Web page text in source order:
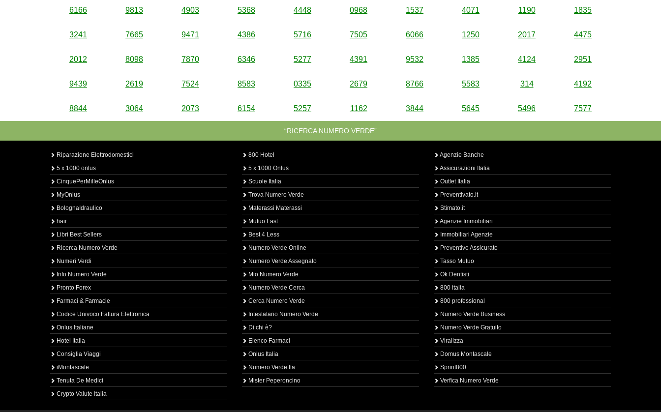
6166 9813 4903 5368 4448 0968 1537 4071 1190 1835
3241 7665 9471 4386 5716 7505 6066 1250 2017 4475
2012 8098 7870 6346 5277 4391 9532 1385 4124 2951
9439 2619 7524 8583 0335 2679 8766 5583 314 4192
8844 3064 2073 6154 5257 1162 3844 5645 5496 7577
“RICERCA NUMERO VERDE”
Riparazione Elettrodomestici
5 x 1000 onlus
CinquePerMilleOnlus
MyOnlus
BolognaIdraulico
hair
Libri Best Sellers
Ricerca Numero Verde
Numeri Verdi
Info Numero Verde
Pronto Forex
Farmaci & Farmacie
Codice Univoco Fattura Elettronica
Onlus Italiane
Hotel Italia
Consiglia Viaggi
iMontascale
Tenuta De Medici
Crypto Valute Italia
800 Hotel
5 x 1000 Onlus
Scuole Italia
Trova Numero Verde
Materassi Materassi
Mutuo Fast
Best 4 Less
Numero Verde Online
Numero Verde Assegnato
Mio Numero Verde
Numero Verde Cerca
Cerca Numero Verde
Intestatario Numero Verde
Di chi è?
Elenco Farmaci
Onlus Italia
Numero Verde Ita
Mister Peperoncino
Agenzie Banche
Assicurazioni Italia
Outlet Italia
Preventivato.it
Stimato.it
Agenzie Immobiliari
Immobiliari Agenzie
Preventivo Assicurato
Tasso Mutuo
Ok Dentisti
800 italia
800 professional
Numero Verde Business
Numero Verde Gratuito
Viralizza
Domus Montascale
Sprint800
Verfica Numero Verde